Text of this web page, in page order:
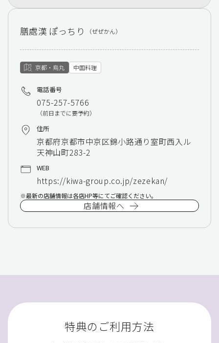
膳處漢 ぽっちり （ぜぜかん）
京都・烏丸 中国料理
電話番号
075-257-5766
（前日までに要予約）
住所
京都府京都市中京区錦小路通り室町西入ル
天神山町283-2
WEB
https://kiwa-group.co.jp/zezekan/
最新の店舗情報は各店HP等にてご確認ください。
店舗情報へ
特典のご利用方法